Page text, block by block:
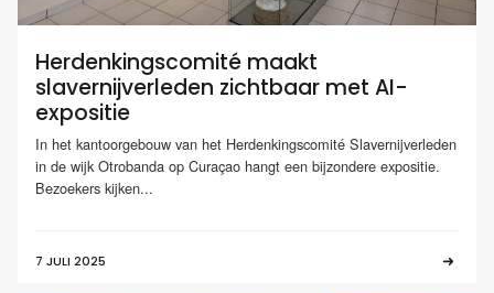
Herdenkingscomité maakt
slavernijverleden zichtbaar met AI-
expositie
In het kantoorgebouw van het Herdenkingscomité Slavernijverleden
in de wijk Otrobanda op Curaçao hangt een bijzondere expositie.
Bezoekers kijken...
7 JULI 2025